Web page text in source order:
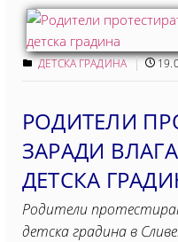
ДЕТСКА ГРАДИНА
РОДИТЕЛИ
ЗАРАДИ
ДЕТСКА
Родители
детска градина в